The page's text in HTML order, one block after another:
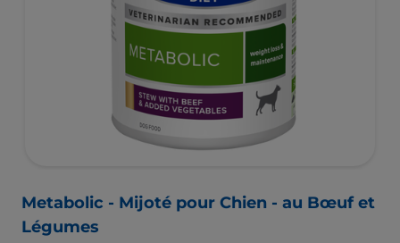
Metabolic - Mijoté pour Chien - au Bœuf et
Légumes